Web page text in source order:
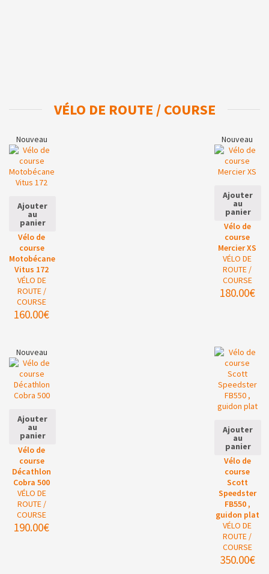
VÉLO DE ROUTE / COURSE
Nouveau
Ajouter
au
panier
Vélo de
course
Motobécane
Vitus 172
VÉLO DE
ROUTE /
COURSE
160.00€
Nouveau
Ajouter
au
panier
Vélo de
course
Mercier XS
VÉLO DE
ROUTE /
COURSE
180.00€
Nouveau
Ajouter
au
panier
Vélo de
course
Décathlon
Cobra 500
VÉLO DE
ROUTE /
COURSE
190.00€
Ajouter
au
panier
Vélo de
course
Scott
Speedster
FB550 ,
guidon plat
VÉLO DE
ROUTE /
COURSE
350.00€